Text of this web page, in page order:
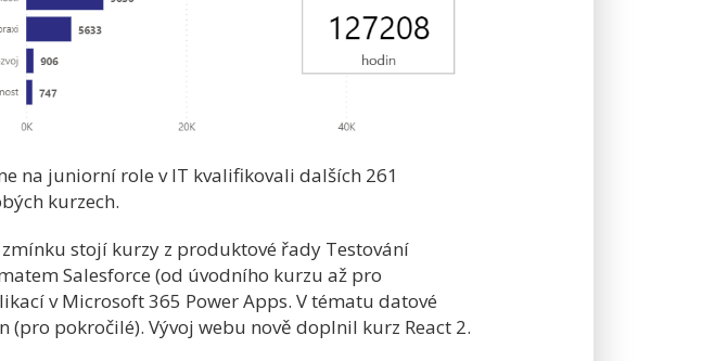
na juniorní role v IT kvalifikovali dalších 261
kurzech.
stojí kurzy z produktové řady Testování
Salesforce (od úvodního kurzu až pro
v Microsoft 365 Power Apps. V tématu datové
pokročilé). Vývoj webu nově doplnil kurz React 2.